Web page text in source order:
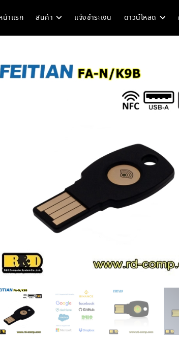
น้าแรก สินค้า แจ้งชำระเงิน ดาวน์โหลด